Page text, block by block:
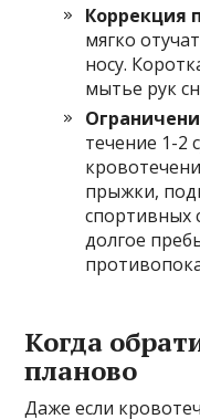
Коррекция
мягко
носу.
мытье рук
течение 1-2
прыжки,
спортивных
долгое
Когда
планово
Даже если